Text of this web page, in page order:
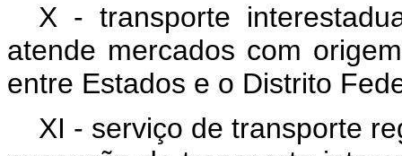
X - transporte
atende mercados com
entre Estados e o Distrito
XI - serviço de transporte